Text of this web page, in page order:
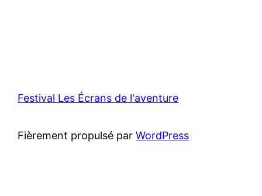
Festival Les Écrans de l'aventure
Fièrement propulsé parWordPress